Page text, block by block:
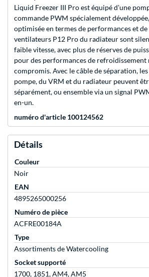
Liquid Freezer III Pro est équipé d'une
commande PWM spécialement
optimisée en termes de performances et de
ventilateurs P12 Pro du radiateur sont
faible vitesse, avec plus de réserves de
pour des performances de refroidissement
compromis. Avec le câble de séparation,
pompe, du VRM et du radiateur peuvent
séparément, ou ensemble via un signal
en-un.
numéro d'article 100124562
Détails
Couleur
Noir
EAN
4895265000256
Numéro de pièce
ACFRE00184A
Type
Assortiments de Watercooling
Socket supporté
1700, 1851, AM4, AM5